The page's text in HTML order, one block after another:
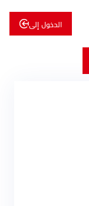
الدخول إلى